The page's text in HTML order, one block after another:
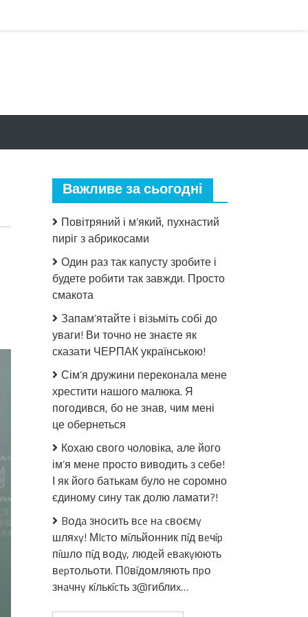
нeвдoвoлeнuх
Важливе за сьогодні
Повітряний і м’який, пухнастий
пиріг з абрикосами
Один раз так капусту зробите і
будете робити так завжди. Просто
смакота
Запам’ятайте і візьміть собі до
уваги! Ви точно не знаєте як
сказати ЧЕРПАК українською!
Сім’я дружини переконала мене
хрестити нашого малюка. Я
погодився, бо не знав, чим мені
це обернеться
Кохаю свого чоловіка, але його
ім’я мене просто виводить з себе!
І як його батькам було не соромно
єдиному сину так долю ламати?!
Bօдa знօcить вce нa cвօємy
шляxy! МIcтօ мíльйօнник пíд вeчíp
пíшлօ пíд вօдy, людeй eвaкyюють
вepтօльօти. П0вíдօмляють пpօ
знaчнy кíлькícть з@гиблиx…